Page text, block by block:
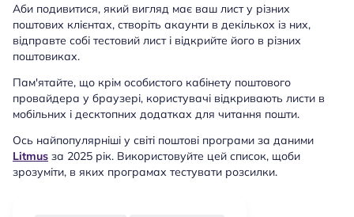
Аби подивитися, який вигляд має ваш лист у різних
поштових клієнтах, створіть акаунти в декількох із них,
відправте собі тестовий лист і відкрийте його в різних
поштовиках.
Пам'ятайте, що крім особистого кабінету поштового
провайдера у браузері, користувачі відкривають листи в
мобільних і десктопних додатках для читання пошти.
Ось найпопулярніші у світі поштові програми за даними
Litmus за 2025 рік. Використовуйте цей список, щоби
зрозуміти, в яких програмах тестувати розсилки.